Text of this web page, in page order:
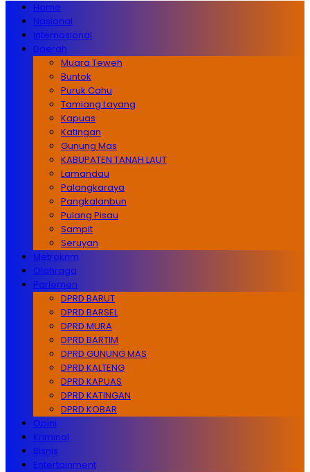
Home
Nasional
Internasional
Daerah
Muara Teweh
Buntok
Puruk Cahu
Tamiang Layang
Kapuas
Katingan
Gunung Mas
KABUPATEN TANAH LAUT
Lamandau
Palangkaraya
Pangkalanbun
Pulang Pisau
Sampit
Seruyan
Metrokrim
Olahraga
Parlemen
DPRD BARUT
DPRD BARSEL
DPRD MURA
DPRD BARTIM
DPRD GUNUNG MAS
DPRD KALTENG
DPRD KAPUAS
DPRD KATINGAN
DPRD KOBAR
Opini
Kriminal
Bisnis
Entertainment